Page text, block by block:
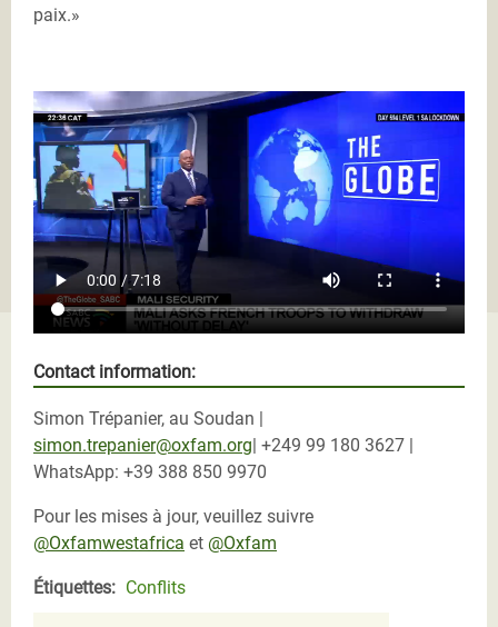
paix.»
LIGHT Discussion _ Withdrawal of French and
Europeans troops in Mali with Assalama Dawalack
Sidi.mp4
Contact information:
Simon Trépanier, au Soudan |
simon.trepanier@oxfam.org | +249 99 180 3627 |
WhatsApp: +39 388 850 9970
Pour les mises à jour, veuillez suivre
@Oxfamwestafrica et @Oxfam
Étiquettes: Conflits